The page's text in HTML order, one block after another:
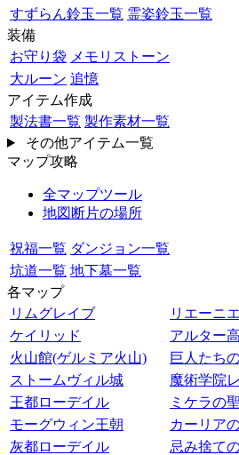
すずらん鈴玉一覧 霊姿鈴玉一覧
装備
お守り袋 メモリストーン
大ルーン 追憶
アイテム作成
製法書一覧 製作素材一覧
その他アイテム一覧
マップ攻略
全マップツール
地図断片の場所
祝福一覧 ダンジョン一覧
坑道一覧 地下墓一覧
各マップ
リムグレイブ
リエーニエ
ケイリッド
アルター
火山館(ゲルミア火山)
巨人たち
ストームヴィル城
魔術学院
王都ローデイル
ミケラの
モーグウィン王朝
カーリア
灰都ローデイル
忌み捨て